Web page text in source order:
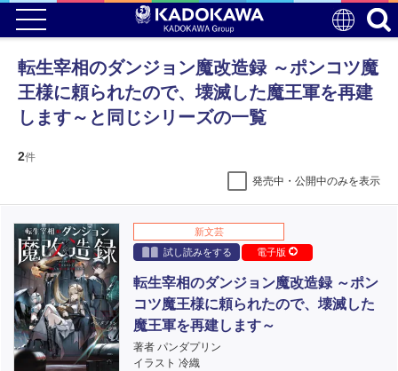
転生宰相のダンジョン魔改造録 ～ポンコツ魔
王様に頼られたので、壊滅した魔王軍を再建
します～と同じシリーズの一覧
2件
発売中・公開中のみを表示
新文芸
試し読みをする
電子版
転生宰相のダンジョン魔改造録 ～ポン
コツ魔王様に頼られたので、壊滅した
魔王軍を再建します～
著者 パンダプリン
イラスト 冷織